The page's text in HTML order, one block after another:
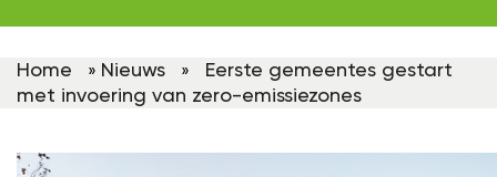
Home » Nieuws »
Eerste gemeentes gestart
met invoering van zero-emissiezones